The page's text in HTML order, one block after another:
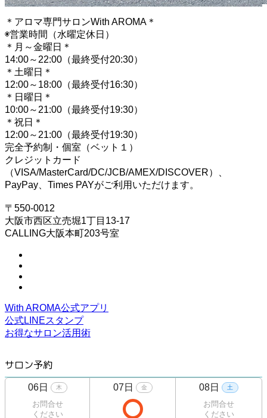
＊アロマ専門サロンWith AROMA＊
◉営業時間（水曜定休日）
＊月～金曜日＊
14:00～22:00（最終受付20:30）
＊土曜日＊
12:00～18:00（最終受付16:30）
＊日曜日＊
10:00～21:00（最終受付19:30）
＊祝日＊
12:00～21:00（最終受付19:30）
完全予約制・個室（ベット１）
クレジットカード
（VISA/MasterCard/DC/JCB/AMEX/DISCOVER）、
PayPay、Times PAYがご利用いただけます。
〒550-0012
大阪市西区立売堀1丁目13-17
CALLING大阪本町203号室
With AROMA公式アプリ
公式LINEスタンプ
お得なサロン活用術
サロン予約